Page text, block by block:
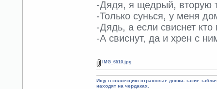
-Дядя, я щедрый, вторую
-Только сунься, у меня
-Дядь, а если свиснет
-А свиснут, да и хрен с
IMG_6510.jpg
Ищу в коллекцию страховые доски- такие
находят на чердаках.